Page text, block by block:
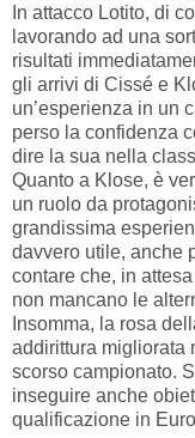
In attacco Lotito, di
lavorando ad una
risultati
gli arrivi di Cissé e
un’esperienza in un
perso la confidenza
dire la sua nella
Quanto a Klose, è
un ruolo da
grandissima
davvero utile, anche
contare che, in
non mancano le
Insomma, la rosa
addirittura migliorata
scorso campionato.
inseguire anche
qualificazione in